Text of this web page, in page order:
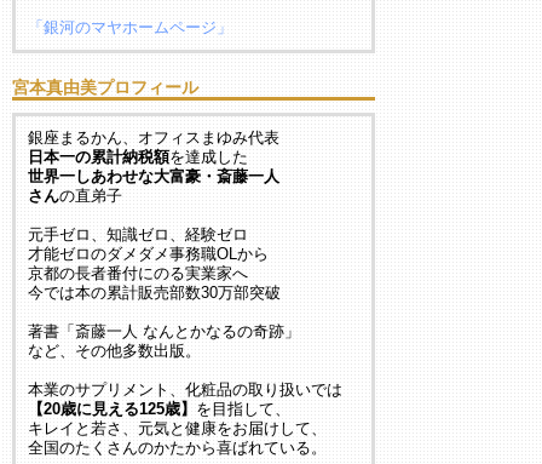
「銀河のマヤホームページ」
宮本真由美プロフィール
銀座まるかん、オフィスまゆみ代表
日本一の累計納税額を達成した
世界一しあわせな大富豪・斎藤一人
さんの直弟子
元手ゼロ、知識ゼロ、経験ゼロ
才能ゼロのダメダメ事務職OLから
京都の長者番付にのる実業家へ
今では本の累計販売部数30万部突破
著書「斎藤一人 なんとかなるの奇跡」
など、その他多数出版。
本業のサプリメント、化粧品の取り扱いでは
【20歳に見える125歳】 を目指して、
キレイと若さ、元気と健康をお届けして、
全国のたくさんのかたから喜ばれている。